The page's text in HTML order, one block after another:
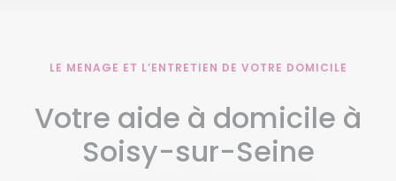
LE MENAGE ET L’ENTRETIEN DE VOTRE DOMICILE
Votre aide à domicile à
Soisy-sur-Seine